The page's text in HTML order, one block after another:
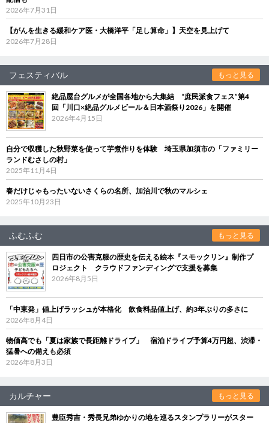
2026年7月31日
【がんを生きる緩和ケア医・大橋洋平「足し算命」】天空を見上げて
2026年7月28日
フェスティバル もっと見る
絶品屋台グルメが全国各地から大集結 “庶民派食フェス”第4
回「川口×絶品グルメビール＆日本酒祭り2026」を開催
2026年4月15日
自分で収穫した秋野菜を使って芋煮作りを体験 埼玉県加須市の「ファミリー
ランドむさしの村」
2025年11月4日
春だけじゃもったいないさくらの名所、加治川で秋のマルシェ
2025年10月23日
ふむふむ もっと見る
四日市の公害克服の歴史を伝える絵本『スモックリン』制作プ
ロジェクト クラウドファンディングで支援を募集
2026年8月5日
「中東発」値上げラッシュが本格化 飲食料品値上げ、約3年ぶりの多さに
2026年8月4日
物価高でも「夏は家族で長距離ドライブ」 宿泊ドライブ予算4万円超、渋滞・
猛暑への備えも必須
2026年8月3日
カルチャー もっと見る
豊臣秀吉・秀長兄弟ゆかりの地を巡るスタンプラリーがスター